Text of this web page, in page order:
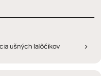
ušných lalôčikov